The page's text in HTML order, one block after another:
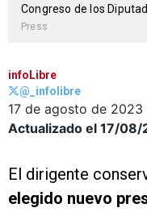
Congreso de los
Press
infoLibre
@_infolibre
17 de agosto de 2023
Actualizado el 17/08/
El dirigente
elegido nuevo